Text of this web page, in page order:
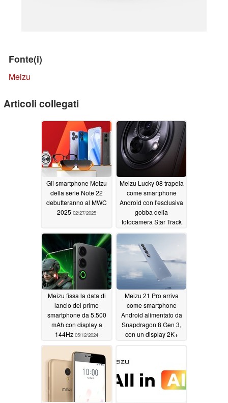
Fonte(i)
Meizu
Articoli collegati
Gli smartphone Meizu
della serie Note 22
debutteranno al MWC
2025 02/27/2025
Meizu Lucky 08 trapela
come smartphone
Android con l'esclusiva
gobba della
fotocamera Star Track
09/13/2024
Meizu fissa la data di
lancio del primo
smartphone da 5.500
mAh con display a
144Hz 05/12/2024
Meizu 21 Pro arriva
come smartphone
Android alimentato da
Snapdragon 8 Gen 3,
con un display 2K+
archiviazione